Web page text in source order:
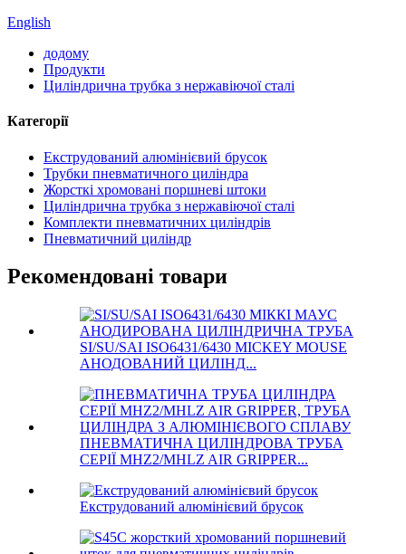
English
додому
Продукти
Циліндрична трубка з нержавіючої сталі
Категорії
Екструдований алюмінієвий брусок
Трубки пневматичного циліндра
Жорсткі хромовані поршневі штоки
Циліндрична трубка з нержавіючої сталі
Комплекти пневматичних циліндрів
Пневматичний циліндр
Рекомендовані товари
SI/SU/SAI ISO6431/6430 MICKEY MOUSE
АНОДОВАНИЙ ЦИЛІНД...
ПНЕВМАТИЧНА ЦИЛІНДРОВА ТРУБА
СЕРІЇ MHZ2/MHLZ AIR GRIPPER...
Екструдований алюмінієвий брусок